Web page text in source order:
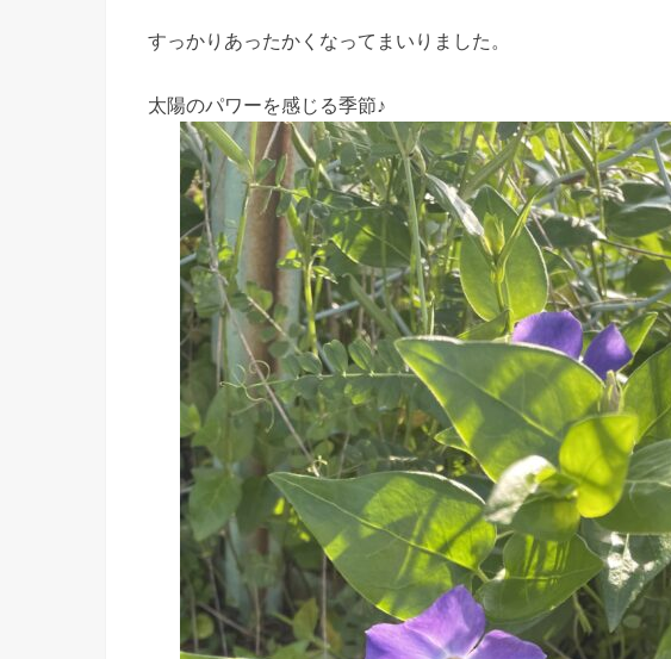
すっかりあったかくなってまいりました。
太陽のパワーを感じる季節♪